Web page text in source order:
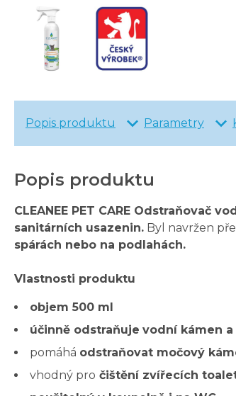
Popis produktu Parametry
Popis produktu
CLEANEE PET CARE Odstraňovač
sanitárních usazenin. Byl navržen
spárách nebo na podlahách.
Vlastnosti produktu
objem 500 ml
účinně odstraňuje vodní kámen
pomáhá odstraňovat močový
vhodný pro čištění zvířecích